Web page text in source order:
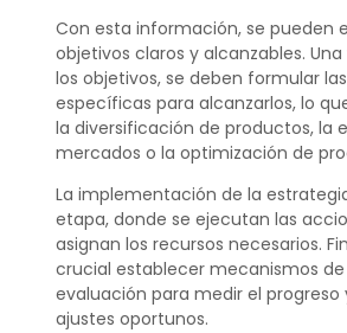
Con esta información, se pueden
objetivos claros y alcanzables.
los objetivos, se deben formular
específicas para alcanzarlos, lo
la diversificación de productos, la
mercados o la optimización de
La implementación de la
etapa, donde se ejecutan las
asignan los recursos necesarios.
crucial establecer mecanismos
evaluación para medir el progreso
ajustes oportunos.